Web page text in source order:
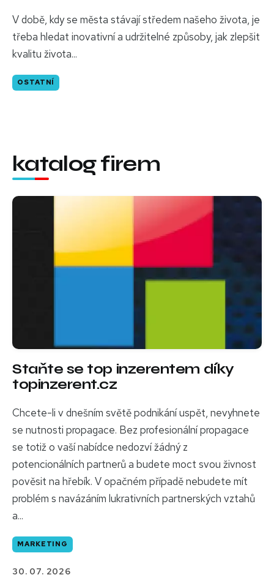
V době, kdy se města stávají středem našeho života, je
třeba hledat inovativní a udržitelné způsoby, jak zlepšit
kvalitu života...
OSTATNÍ
katalog firem
Staňte se top inzerentem díky
topinzerent.cz
Chcete-li v dnešním světě podnikání uspět, nevyhnete
se nutnosti propagace. Bez profesionální propagace
se totiž o vaší nabídce nedozví žádný z
potencionálních partnerů a budete moct svou živnost
pověsit na hřebík. V opačném případě nebudete mít
problém s navázáním lukrativních partnerských vztahů
a...
MARKETING
30. 07. 2026